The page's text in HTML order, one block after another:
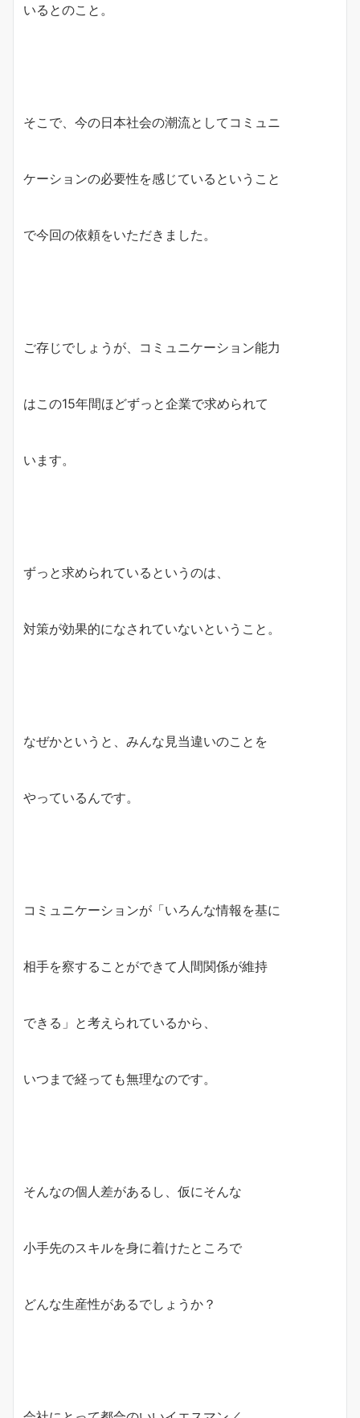
いるとのこと。
そこで、今の日本社会の潮流としてコミュニ
ケーションの必要性を感じているということ
で今回の依頼をいただきました。
ご存じでしょうが、コミュニケーション能力
はこの15年間ほどずっと企業で求められて
います。
ずっと求められているというのは、
対策が効果的になされていないということ。
なぜかというと、みんな見当違いのことを
やっているんです。
コミュニケーションが「いろんな情報を基に
相手を察することができて人間関係が維持
できる」と考えられているから、
いつまで経っても無理なのです。
そんなの個人差があるし、仮にそんな
小手先のスキルを身に着けたところで
どんな生産性があるでしょうか？